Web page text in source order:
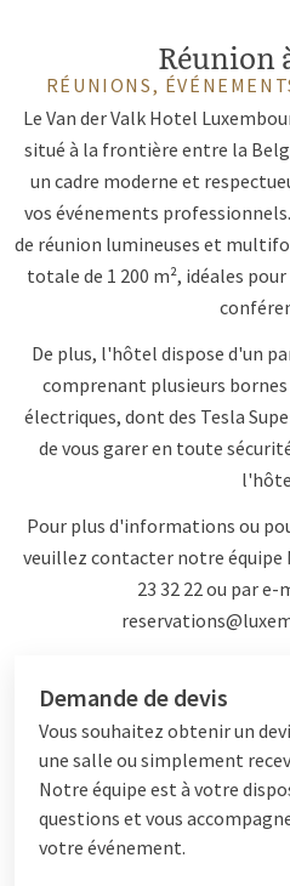
Réunion
RÉUNIONS,
Le Van der Valk Hotel
situé à la frontière entre la
un cadre moderne et
vos événements
de réunion lumineuses et
totale de 1 200 m², idéales
De plus, l'hôtel dispose d'un
comprenant plusieurs
électriques, dont des Tesla
de vous garer en toute
Pour plus d'informations ou
veuillez contacter notre équipe
23 32 22 ou par
Demande de devis
Vous souhaitez obtenir un
une salle ou simplement
Notre équipe est à votre
questions et vous
votre événement.